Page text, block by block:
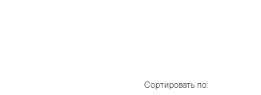
Сортировать по: